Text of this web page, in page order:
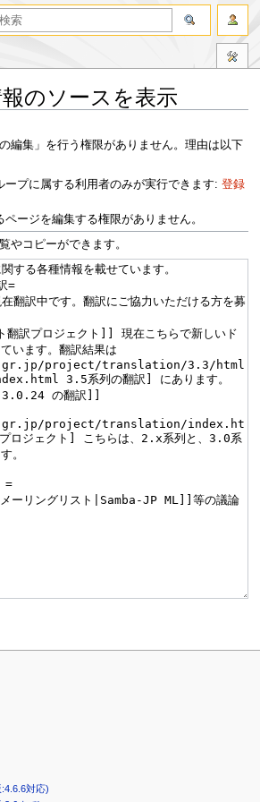
のソースを表示
編集」を行う権限がありません。理由は以下
ープに属する利用者のみが実行できます: 登録
ージを編集する権限がありません。
やコピーができます。
対応)